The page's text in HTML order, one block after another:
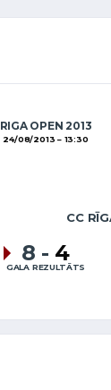
RIGA OPEN 2013
24/08/2013 13:30
CC
8 - 4
GALA REZULTĀTS